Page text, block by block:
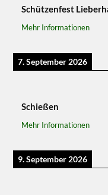
Schützenfest
Mehr Informationen
7. September 2026
Schießen
Mehr Informationen
9. September 2026